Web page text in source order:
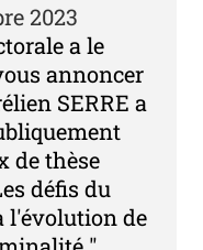
2023
a le
annoncer
SERRE a
de thèse
défis du
l'évolution de